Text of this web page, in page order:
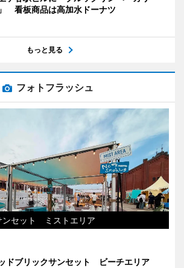
看板商品は高加水ドーナツ
もっと見る
フォトフラッシュ
ンセット ミストエリア
ドブリックサンセット ビーチエリア